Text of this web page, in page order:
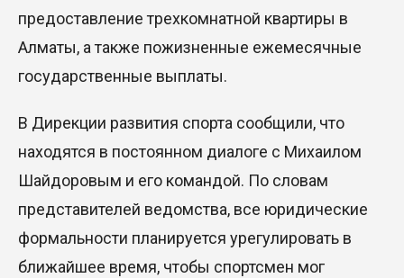
предоставление трехкомнатной квартиры в
Алматы, а также пожизненные ежемесячные
государственные выплаты.
В Дирекции развития спорта сообщили, что
находятся в постоянном диалоге с Михаилом
Шайдоровым и его командой. По словам
представителей ведомства, все юридические
формальности планируется урегулировать в
ближайшее время, чтобы спортсмен мог